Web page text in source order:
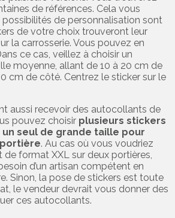
de références. Cela vous
de personnalisation sont
de votre choix trouveront leur
la carrosserie. Vous pouvez en
ce cas, veillez à choisir un
moyenne, allant de 10 à 20 cm de
cm de côté. Centrez le sticker sur le
aussi recevoir des autocollants de
pouvez choisir plusieurs stickers
seul de grande taille pour
. Au cas où vous voudriez
format XXL sur deux portières,
d’un artisan compétent en
Sinon, la pose de stickers est toute
le vendeur devrait vous donner des
ces autocollants.